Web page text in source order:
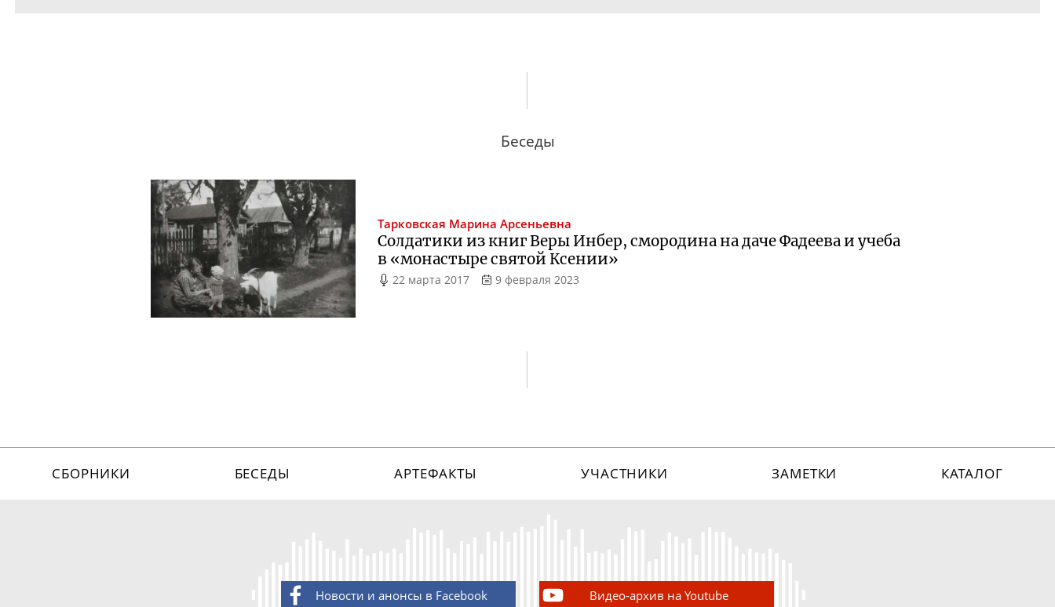
Беседы
Тарковская Марина Арсеньевна
Солдатики из книг Веры Инбер, смородина на даче Фадеева и учеба
в «монастыре святой Ксении»
22 марта 2017 9 февраля 2023
СБОРНИКИ БЕСЕДЫ АРТЕФАКТЫ УЧАСТНИКИ ЗАМЕТКИ КАТАЛОГ
Новости и анонсы в Facebook Видео-архив на Youtube